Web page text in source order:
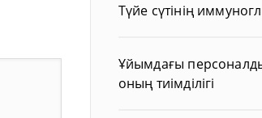
Түйе сүтінің
Ұйымдағы
оның тиімділігі